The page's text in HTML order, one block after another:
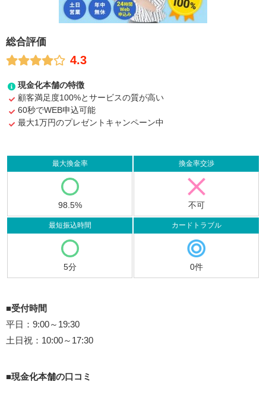
総合評価
4.3
現金化本舗の特徴
顧客満足度100%とサービスの質が高い
60秒でWEB申込可能
最大1万円のプレゼントキャンペーン中
最大換金率
98.5%
換金率交渉
不可
最短振込時間
5分
カードトラブル
0件
■受付時間
平日：9:00～19:30
土日祝：10:00～17:30
■現金化本舗の口コミ